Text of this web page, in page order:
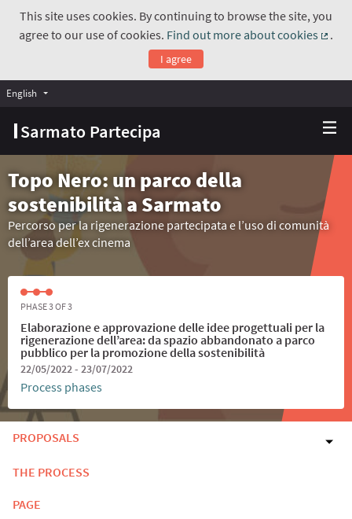
This site uses cookies. By continuing to browse the site, you
agree to our use of cookies. Find out more about cookies
.
I agree
Sarmato Partecipa
English Choose language
Topo Nero: un parco della
sostenibilità a Sarmato
Percorso per la rigenerazione partecipata e l’uso di comunità
dell’area dell’ex cinema
PHASE 3 OF 3
Elaborazione e approvazione delle idee progettuali per la
rigenerazione dell’area: da spazio abbandonato a parco
pubblico per la promozione della sostenibilità
22/05/2022 - 23/07/2022
Process phases
PROPOSALS
THE PROCESS
PAGE